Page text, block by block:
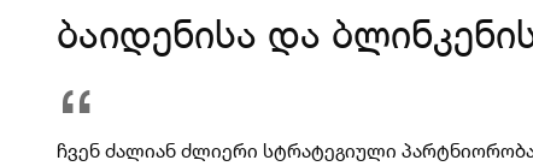
ბაიდენისა და
ჩვენ ძალიან ძლიერი სტრატეგიული